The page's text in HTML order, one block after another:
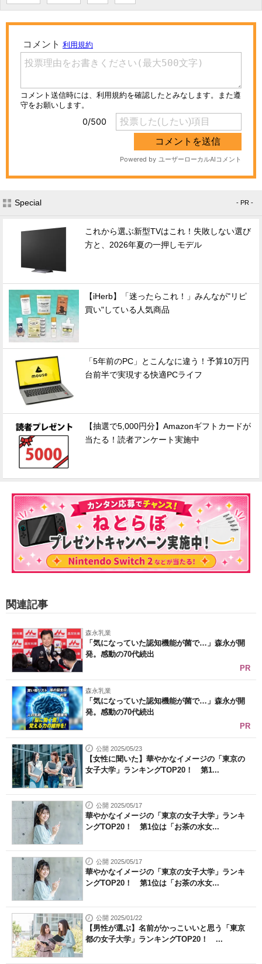
Special - PR -
これから選ぶ新型TVはこれ！失敗しない選び
方と、2026年夏の一押しモデル
【iHerb】「迷ったらこれ！」みんなが"リピ
買い"している人気商品
「5年前のPC」とこんなに違う！予算10万円
台前半で実現する快適PCライフ
【抽選で5,000円分】Amazonギフトカードが
当たる！読者アンケート実施中
関連記事
森永乳業
「気になっていた認知機能が菌で…」森永が開
発。感動の70代続出
PR
森永乳業
「気になっていた認知機能が菌で…」森永が開
発。感動の70代続出
PR
公開 2025/05/23
【女性に聞いた】華やかなイメージの「東京の
女子大学」ランキングTOP20！ 第1...
公開 2025/05/17
華やかなイメージの「東京の女子大学」ランキ
ングTOP20！ 第1位は「お茶の水女...
公開 2025/05/17
華やかなイメージの「東京の女子大学」ランキ
ングTOP20！ 第1位は「お茶の水女...
公開 2025/01/22
【男性が選ぶ】名前がかっこいいと思う「東京
都の女子大学」ランキングTOP20！ ...